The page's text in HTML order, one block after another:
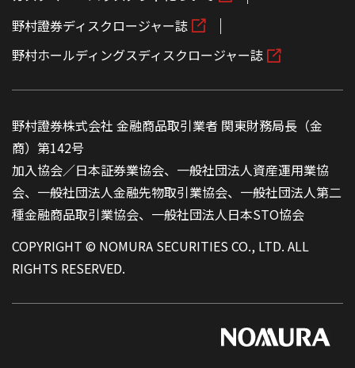
野村證券ディスクロージャー誌
野村ホールディングスディスクロージャー誌
野村證券株式会社 金融商品取引業者 関東財務局長（金
商）第142号
加入協会／日本証券業協会、一般社団法人資産運用業協
会、一般社団法人金融先物取引業協会、一般社団法人第二
種金融商品取引業協会、一般社団法人日本STO協会
COPYRIGHT © NOMURA SECURITIES CO., LTD. ALL
RIGHTS RESERVED.